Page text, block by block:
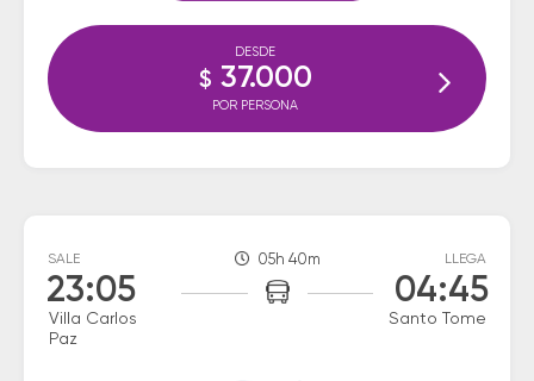
DESDE
$ 37.000
POR PERSONA
SALE
23:05
Villa Carlos
Paz
05h 40m LLEGA
04:45
Santo Tome